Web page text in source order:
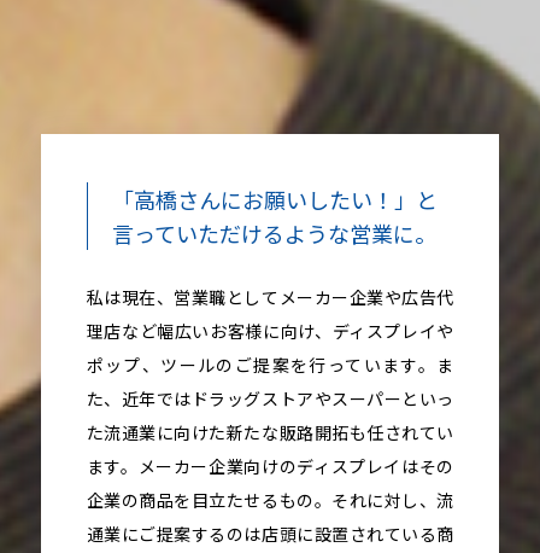
「高橋さんにお願いしたい！」と
言っていただけるような営業に。
私は現在、営業職としてメーカー企業や広告代
理店など幅広いお客様に向け、ディスプレイや
ポップ、ツールのご提案を行っています。ま
た、近年ではドラッグストアやスーパーといっ
た流通業に向けた新たな販路開拓も任されてい
ます。メーカー企業向けのディスプレイはその
企業の商品を目立たせるもの。それに対し、流
通業にご提案するのは店頭に設置されている商